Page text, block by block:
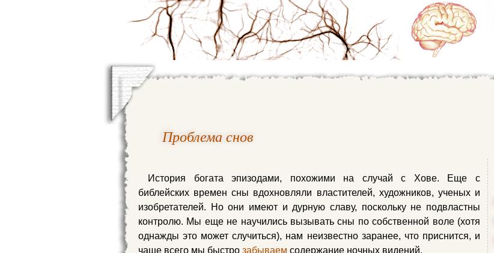
Проблема снов
История богата эпизодами, похожими на случай с Хове. Еще с
библейских времен сны вдохновляли властителей, художников, ученых и
изобретателей. Но они имеют и дурную славу, поскольку не подвластны
контролю. Мы еще не научились вызывать сны по собственной воле (хотя
однажды это может случиться), нам неизвестно заранее, что приснится, и
чаще всего мы быстро забываем содержание ночных видений.